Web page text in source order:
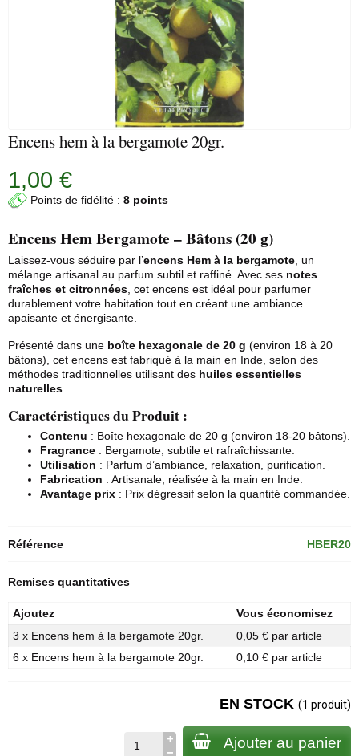
Encens hem à la bergamote 20gr.
1,00 €
Points de fidélité : 8 points
Encens Hem Bergamote – Bâtons (20 g)
Laissez-vous séduire par l’encens Hem à la bergamote , un
mélange artisanal au parfum subtil et raffiné. Avec ses notes
fraîches et citronnées , cet encens est idéal pour parfumer
durablement votre habitation tout en créant une ambiance
apaisante et énergisante.
Présenté dans une boîte hexagonale de 20 g (environ 18 à 20
bâtons), cet encens est fabriqué à la main en Inde, selon des
méthodes traditionnelles utilisant des huiles essentielles
naturelles
Caractéristiques du Produit :
Contenu : Boîte hexagonale de 20 g (environ 18-20 bâtons).
Fragrance : Bergamote, subtile et rafraîchissante.
Utilisation : Parfum d’ambiance, relaxation, purification.
Fabrication : Artisanale, réalisée à la main en Inde.
Avantage prix : Prix dégressif selon la quantité commandée.
Référence HBER20
Remises quantitatives
Ajoutez
Vous économisez
3 x Encens hem à la bergamote 20gr.
0,05 € par article
6 x Encens hem à la bergamote 20gr.
0,10 € par article
EN STOCK (1 produit)
Ajouter au panier